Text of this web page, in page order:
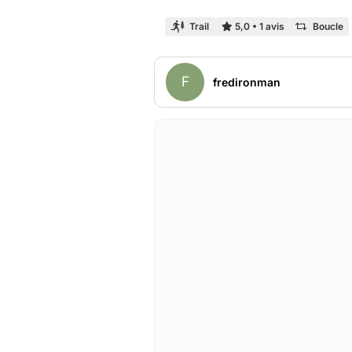
Trail 5,0 • 1 avis Boucle
F fredironman